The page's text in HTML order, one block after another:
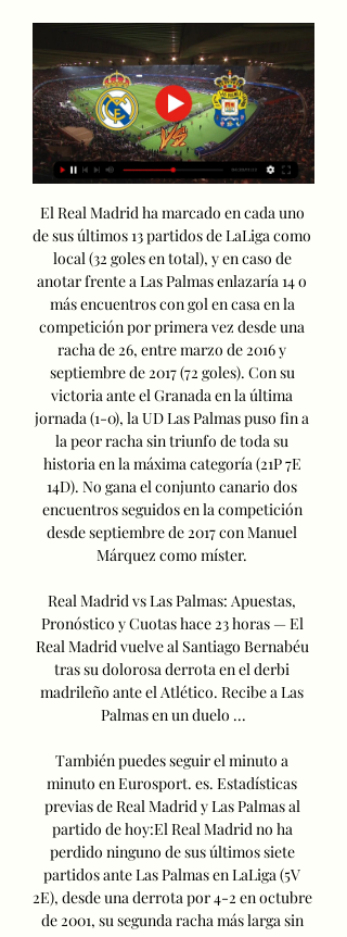
El Real Madrid ha marcado en cada uno
de sus últimos 13 partidos de LaLiga como
local (32 goles en total), y en caso de
anotar frente a Las Palmas enlazaría 14 o
más encuentros con gol en casa en la
competición por primera vez desde una
racha de 26, entre marzo de 2016 y
septiembre de 2017 (72 goles). Con su
victoria ante el Granada en la última
jornada (1-0), la UD Las Palmas puso fin a
la peor racha sin triunfo de toda su
historia en la máxima categoría (21P 7E
14D). No gana el conjunto canario dos
encuentros seguidos en la competición
desde septiembre de 2017 con Manuel
Márquez como míster.
Real Madrid vs Las Palmas: Apuestas,
Pronóstico y Cuotas hace 23 horas — El
Real Madrid vuelve al Santiago Bernabéu
tras su dolorosa derrota en el derbi
madrileño ante el Atlético. Recibe a Las
Palmas en un duelo ...
También puedes seguir el minuto a
minuto en Eurosport. es. Estadísticas
previas de Real Madrid y Las Palmas al
partido de hoy:El Real Madrid no ha
perdido ninguno de sus últimos siete
partidos ante Las Palmas en LaLiga (5V
2E), desde una derrota por 4-2 en octubre
de 2001, su segunda racha más larga sin